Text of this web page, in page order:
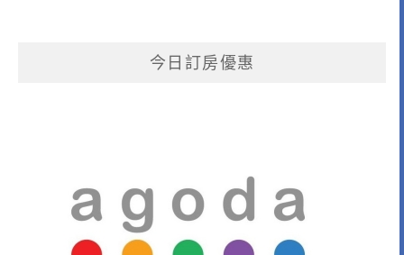
今日訂房優惠